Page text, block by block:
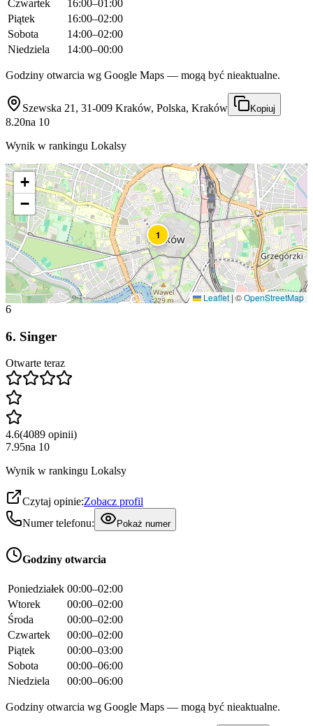
Czwartek
16:00–01:00
Piątek
16:00–02:00
Sobota
14:00–02:00
Niedziela
14:00–00:00
Godziny otwarcia wg Google Maps — mogą być nieaktualne.
Szewska 21, 31-009 Kraków, Polska, Kraków Kopiuj
8.20na 10
Wynik w rankingu Lokalsy
1
+
−
Leaflet | ©OpenStreetMap
6
6. Singer
Otwarte teraz
4.6(4089 opinii)
7.95na 10
Wynik w rankingu Lokalsy
Czytaj opinie:Zobacz profil
Numer telefonu:
Pokaż numer
Godziny otwarcia
Poniedziałek 00:00–02:00
Wtorek
00:00–02:00
Środa
00:00–02:00
Czwartek
00:00–02:00
Piątek
00:00–03:00
Sobota
00:00–06:00
Niedziela
00:00–06:00
Godziny otwarcia wg Google Maps — mogą być nieaktualne.